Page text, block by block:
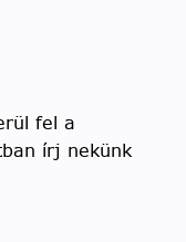
fel a
írj nekünk